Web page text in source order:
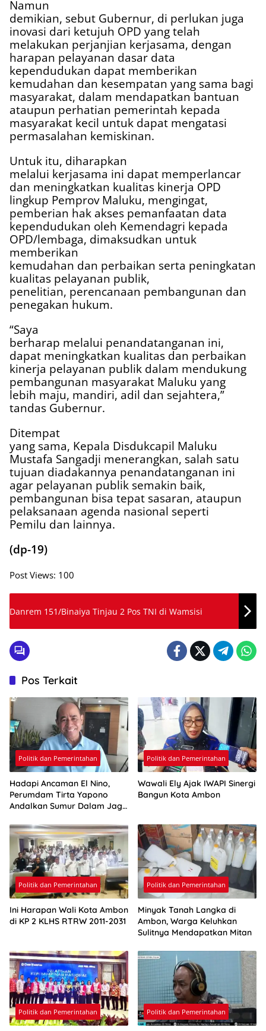
Namun
demikian, sebut Gubernur, di perlukan juga
inovasi dari ketujuh OPD yang telah
melakukan perjanjian kerjasama, dengan
harapan pelayanan dasar data
kependudukan dapat memberikan
kemudahan dan kesempatan yang sama bagi
masyarakat, dalam mendapatkan bantuan
ataupun perhatian pemerintah kepada
masyarakat kecil untuk dapat mengatasi
permasalahan kemiskinan.
Untuk itu, diharapkan
melalui kerjasama ini dapat memperlancar
dan meningkatkan kualitas kinerja OPD
lingkup Pemprov Maluku, mengingat,
pemberian hak akses pemanfaatan data
kependudukan oleh Kemendagri kepada
OPD/lembaga, dimaksudkan untuk
memberikan
kemudahan dan perbaikan serta peningkatan
kualitas pelayanan publik,
penelitian, perencanaan pembangunan dan
penegakan hukum.
“Saya
berharap melalui penandatanganan ini,
dapat meningkatkan kualitas dan perbaikan
kinerja pelayanan publik dalam mendukung
pembangunan masyarakat Maluku yang
lebih maju, mandiri, adil dan sejahtera,”
tandas Gubernur.
Ditempat
yang sama, Kepala Disdukcapil Maluku
Mustafa Sangadji menerangkan, salah satu
tujuan diadakannya penandatanganan ini
agar pelayanan publik semakin baik,
pembangunan bisa tepat sasaran, ataupun
pelaksanaan agenda nasional seperti
Pemilu dan lainnya.
(dp-19)
Post Views: 100
Danrem 151/Binaiya Tinjau 2 Pos TNI di Wamsisi
Pos Terkait
Politik dan Pemerintahan
Hadapi Ancaman El Nino,
Perumdam Tirta Yapono
Andalkan Sumur Dalam Jaga
Politik dan Pemerintahan
Wawali Ely Ajak IWAPI Sinergi
Bangun Kota Ambon
Politik dan Pemerintahan
Ini Harapan Wali Kota Ambon
di KP 2 KLHS RTRW 2011-2031
Politik dan Pemerintahan
Minyak Tanah Langka di
Ambon, Warga Keluhkan
Sulitnya Mendapatkan Mitan
Politik dan Pemerintahan Politik dan Pemerintahan